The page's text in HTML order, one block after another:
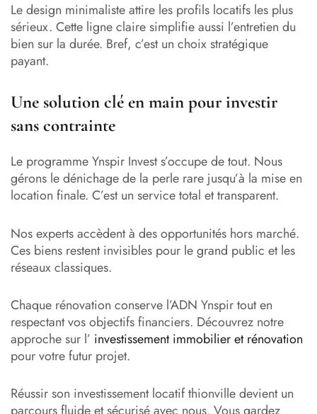
Le design minimaliste attire les profils locatifs les plus
sérieux. Cette ligne claire simplifie aussi l’entretien du
bien sur la durée. Bref, c’est un choix stratégique
payant.
Une solution clé en main pour investir
sans contrainte
Le programme Ynspir Invest s’occupe de tout. Nous
gérons le dénichage de la perle rare jusqu’à la mise en
location finale. C’est un service total et transparent.
Nos experts accèdent à des opportunités hors marché.
Ces biens restent invisibles pour le grand public et les
réseaux classiques.
Chaque rénovation conserve l’ADN Ynspir tout en
respectant vos objectifs financiers. Découvrez notre
approche sur l’ investissement immobilier et rénovation
pour votre futur projet.
Réussir son investissement locatif thionville devient un